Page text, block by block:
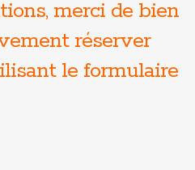
merci de bien
réserver
le formulaire